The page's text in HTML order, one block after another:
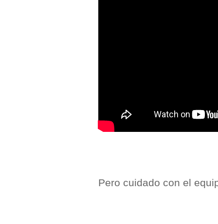
Pero cuidado con el